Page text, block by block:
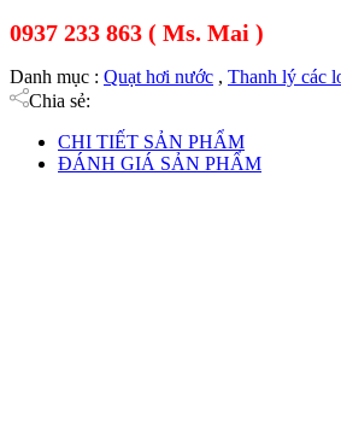
0937 233 863 ( Ms. Mai )
Danh mục : Quạt hơi nước , Thanh lý các
Chia sẻ:
CHI TIẾT SẢN PHẨM
ĐÁNH GIÁ SẢN PHẨM